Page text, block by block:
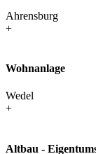
Ahrensburg
+
Wohnanlage
Wedel
+
Altbau -